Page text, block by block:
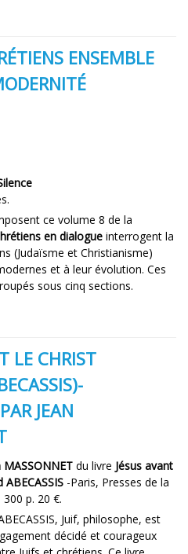
ENSEMBLE
ce volume 8 de la
en dialogue interrogent la
(Judaïsme et Christianisme)
et à leur évolution. Ces
sous cinq sections.
LE CHRIST
JEAN
MASSONNET du livre Jésus avant
ABECASSIS -Paris, Presses de la
p. 20 €.
Juif, philosophe, est
décidé et courageux